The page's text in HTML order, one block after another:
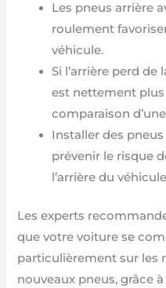
Les pneus arrière
roulement
véhicule.
Si l’arrière perd de
est nettement
comparaison
Installer des pneus
prévenir le risque
l’arrière du
Les experts
que votre voiture se
particulièrement sur les
nouveaux pneus, grâce